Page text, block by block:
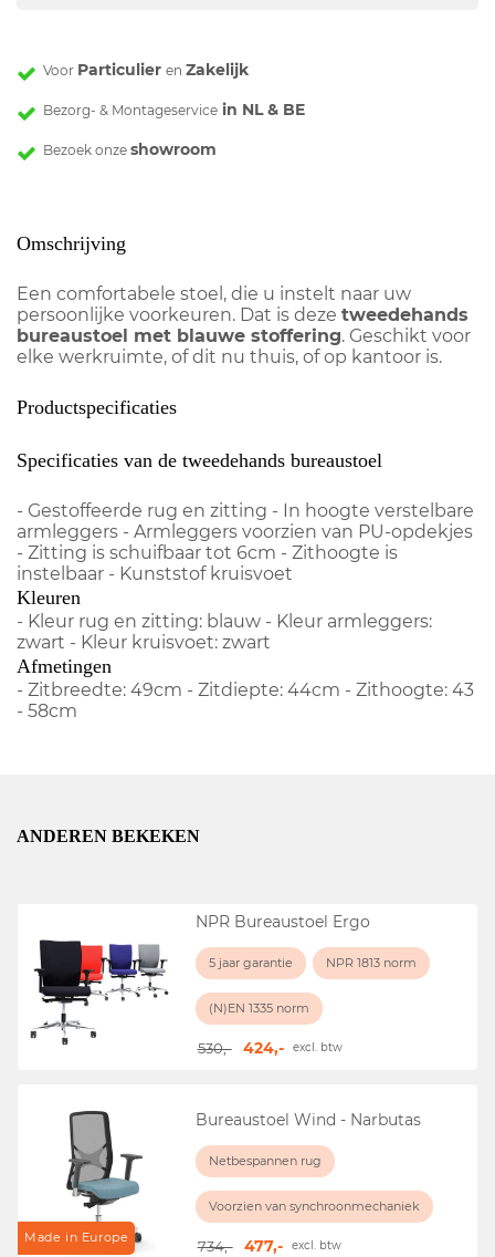
Voor Particulier en Zakelijk
Bezorg- & Montageservice in NL & BE
Bezoek onze showroom
Omschrijving
Een comfortabele stoel, die u instelt naar uw
persoonlijke voorkeuren. Dat is deze tweedehands
bureaustoel met blauwe stoffering. Geschikt voor
elke werkruimte, of dit nu thuis, of op kantoor is.
Productspecificaties
Specificaties van de tweedehands bureaustoel
- Gestoffeerde rug en zitting - In hoogte verstelbare
armleggers - Armleggers voorzien van PU-opdekjes
- Zitting is schuifbaar tot 6cm - Zithoogte is
instelbaar - Kunststof kruisvoet
Kleuren
- Kleur rug en zitting: blauw - Kleur armleggers:
zwart - Kleur kruisvoet: zwart
Afmetingen
- Zitbreedte: 49cm - Zitdiepte: 44cm - Zithoogte: 43
- 58cm
ANDEREN BEKEKEN
NPR Bureaustoel Ergo
5 jaar garantie NPR 1813 norm
(N)EN 1335 norm
530,- 424,- excl. btw
Made in Europe
Bureaustoel Wind - Narbutas
Netbespannen rug
Voorzien van synchroonmechaniek
734,- 477,- excl. btw